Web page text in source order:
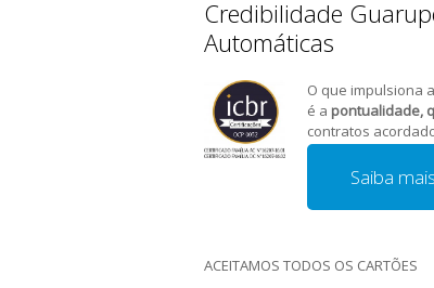
Credibilidade
Automáticas
O que impulsiona
é a pontualidade,
contratos
Saiba mais
ACEITAMOS TODOS OS CARTÕES